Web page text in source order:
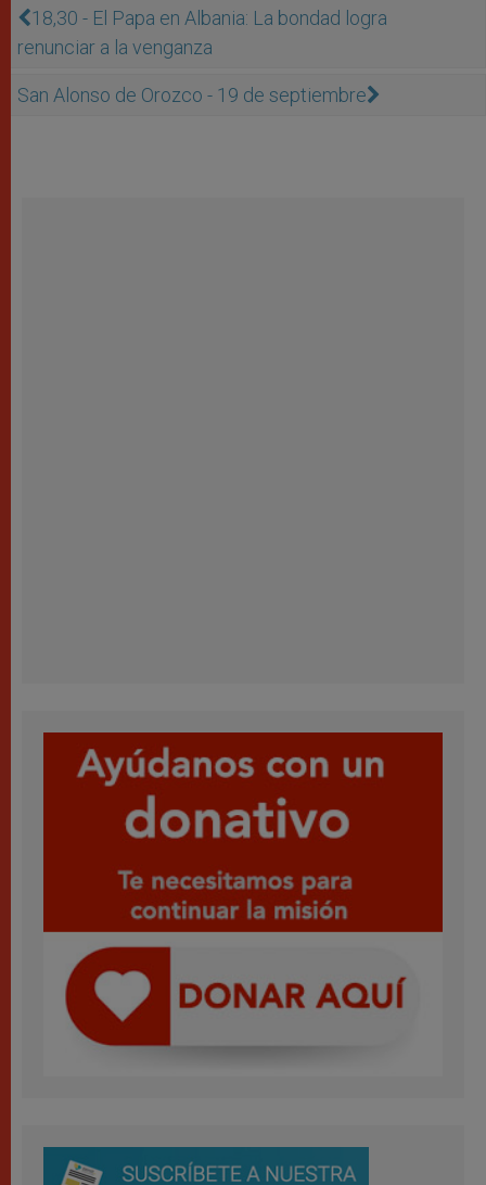
18,30 - El Papa en Albania: La bondad logra
renunciar a la venganza
San Alonso de Orozco - 19 de septiembre